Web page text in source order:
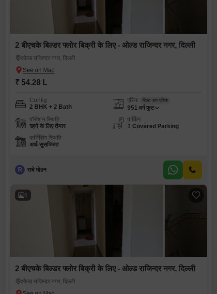
2 बीएचके बिल्डर फ्लोर बिक्री के लिए - ओल्ड राजिन्दर नगर, दिल्ली
ओल्ड राजिन्दर नगर, दिल्ली
₹ 54.28 L
Config
2 BHK + 2 Bath
एरिया बिल्ट-अप एरिया
951 वर्ग फुट
पॉसेशन स्थिति
रहने के लिए तैयार
पार्किंग
1 Covered Parking
फर्निशिंग स्थिति
अर्ध-सुसज्जित
R राधे मोहन
5
2 बीएचके बिल्डर फ्लोर बिक्री के लिए - ओल्ड राजिन्दर नगर, दिल्ली
ओल्ड राजिन्दर नगर, दिल्ली